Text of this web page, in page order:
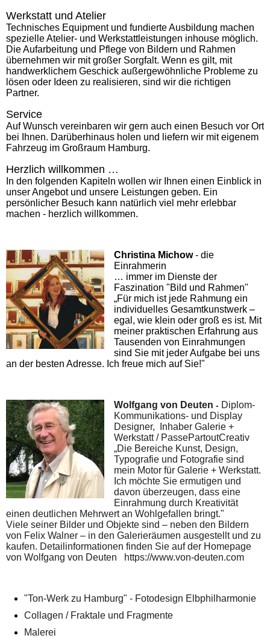
Werkstatt und Atelier
Technisches Equipment und fundierte Ausbildung machen
spezielle Atelier- und Werkstattleistungen inhouse möglich.
Die Aufarbeitung und Pflege von Bildern und Rahmen
übernehmen wir mit großer Sorgfalt. Wenn es gilt, mit
handwerklichem Geschick außergewöhnliche Probleme zu
lösen oder Ideen zu realisieren, sind wir die richtigen
Partner.
Service
Auf Wunsch vereinbaren wir gern auch einen Besuch vor Ort
bei Ihnen. Darüberhinaus holen und liefern wir mit eigenem
Fahrzeug im Großraum Hamburg.
Herzlich willkommen …
In den folgenden Kapiteln wollen wir Ihnen einen Einblick in
unser Angebot und unsere Leistungen geben. Ein
persönlicher Besuch kann natürlich viel mehr erlebbar
machen - herzlich willkommen.
Christina Michow- die
Einrahmerin
… immer im Dienste der
Faszination "Bild und Rahmen"
„Für mich ist jede Rahmung ein
individuelles Gesamtkunstwerk –
egal, wie klein oder groß es ist. Mit
meiner praktischen Erfahrung aus
Tausenden von Einrahmungen
sind Sie mit jeder Aufgabe bei uns
an der besten Adresse. Ich freue mich auf Sie!"
Wolfgang von Deuten - Diplom-
Kommunikations- und Display
Designer, Inhaber Galerie +
Werkstatt / PassePartoutCreativ
„Die Bereiche Kunst, Design,
Typografie und Fotografie sind
mein Motor für Galerie + Werkstatt.
Ich möchte Sie ermutigen und
davon überzeugen, dass eine
Einrahmung durch Kreativität
einen deutlichen Mehrwert an Wohlgefallen bringt."
Viele seiner Bilder und Objekte sind – neben den Bildern
von Felix Walner – in den Galerieräumen ausgestellt und zu
kaufen. Detailinformationen finden Sie auf der Homepage
von Wolfgang von Deuten https://www.von-deuten.com
"Ton-Werk zu Hamburg" - Fotodesign Elbphilharmonie
Collagen / Fraktale und Fragmente
Malerei